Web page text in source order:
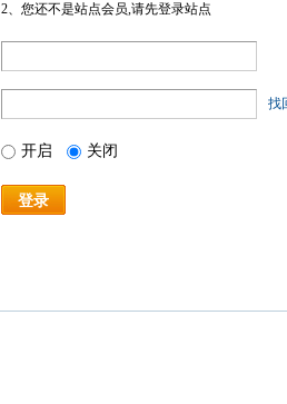
2、您还不是站点会员,请先登录站点
找
开启 关闭
登录